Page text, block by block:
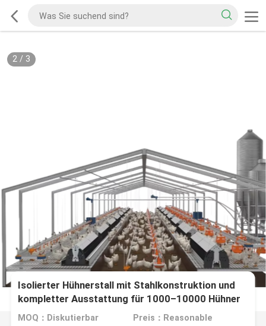
2/ 3
Isolierter Hühnerstall mit Stahlkonstruktion und
kompletter Ausstattung für 1000–10000 Hühner
MOQ：Diskutierbar Preis：Reasonable